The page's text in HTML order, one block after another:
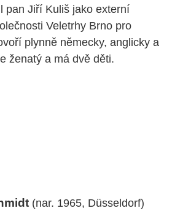
pan Jiří Kuliš jako externí
Veletrhy Brno pro
plynně německy, anglicky a
ženatý a má dvě děti.
(nar. 1965, Düsseldorf)